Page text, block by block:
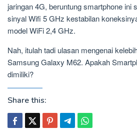
jaringan 4G, beruntung smartphone ini
sinyal Wifi 5 GHz kestabilan
model WiFi 2,4 GHz.
Nah, itulah tadi ulasan mengenai
Samsung Galaxy M62. Apakah
dimiliki?
Share this: